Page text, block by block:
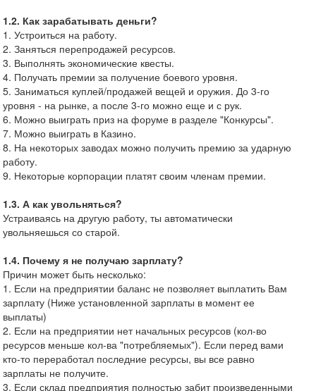
1.2. Как зарабатывать деньги?
1. Устроиться на работу.
2. Заняться перепродажей ресурсов.
3. Выполнять экономические квесты.
4. Получать премии за получение боевого уровня.
5. Заниматься куплей/продажей вещей и оружия. До 3-го
уровня - на рынке, а после 3-го можно еще и с рук.
6. Можно выиграть приз на форуме в разделе "Конкурсы".
7. Можно выиграть в Казино.
8. На некоторых заводах можно получить премию за ударную
работу.
9. Некоторые корпорации платят своим членам премии.
1.3. А как увольняться?
Устраиваясь на другую работу, ты автоматически
увольняешься со старой.
1.4. Почему я не получаю зарплату?
Причин может быть несколько:
1. Если на предприятии баланс не позволяет выплатить Вам
зарплату (Ниже установленной зарплаты в момент ее
выплаты)
2. Если на предприятии нет начальных ресурсов (кол-во
ресурсов меньше кол-ва "потребляемых"). Если перед вами
кто-то переработал последние ресурсы, вы все равно
зарплаты не получите.
3. Если склад предприятия полностью забит произведенными